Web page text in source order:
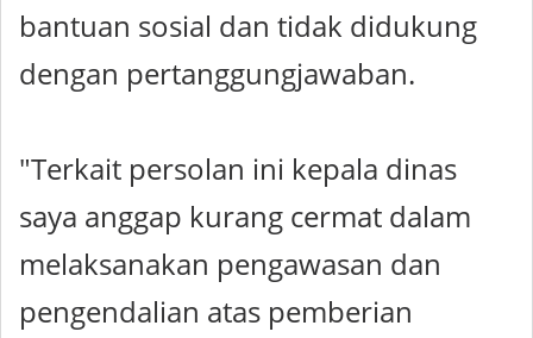
bantuan sosial dan tidak didukung
dengan pertanggungjawaban.
"Terkait persolan ini kepala dinas
saya anggap kurang cermat dalam
melaksanakan pengawasan dan
pengendalian atas pemberian